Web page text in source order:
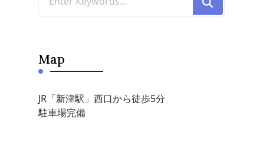
for
Map
JR「新津駅」西口から徒歩5分
駐車場完備